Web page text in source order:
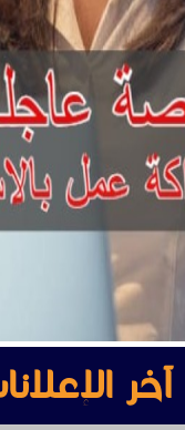
آخر
كراسي حضور عالية الجودة